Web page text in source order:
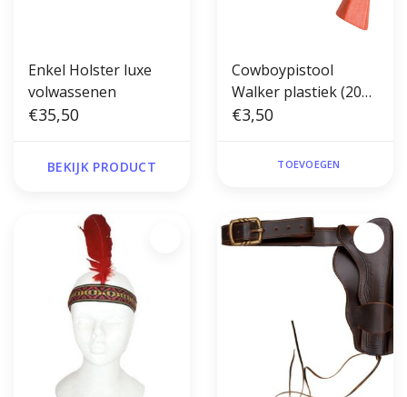
Enkel Holster luxe
volwassenen
€35,50
BEKIJK PRODUCT
Cowboypistool
Walker plastiek (20
cm)
€3,50
TOEVOEGEN